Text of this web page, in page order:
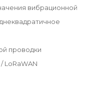
вибрационной
проводки
LoRaWAN